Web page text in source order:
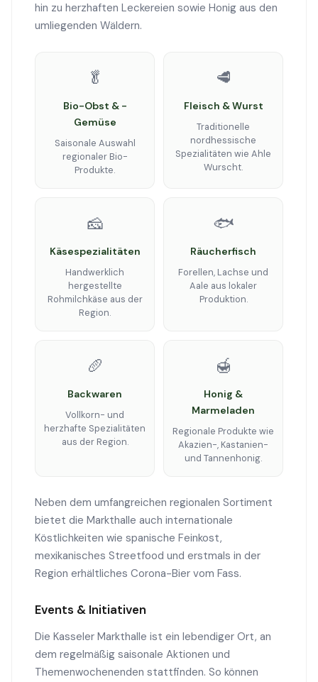
hin zu herzhaften Leckereien sowie Honig aus den
umliegenden Wäldern.
🥬
Bio-Obst & -
Gemüse
Saisonale Auswahl
regionaler Bio-
Produkte.
🥩
Fleisch & Wurst
Traditionelle
nordhessische
Spezialitäten wie Ahle
Wurscht.
🧀
Käsespezialitäten
Handwerklich
hergestellte
Rohmilchkäse aus der
Region.
🐟
Räucherfisch
Forellen, Lachse und
Aale aus lokaler
Produktion.
🥖
Backwaren
Vollkorn- und
herzhafte Spezialitäten
aus der Region.
🍯
Honig &
Marmeladen
Regionale Produkte wie
Akazien-, Kastanien-
und Tannenhonig.
Neben dem umfangreichen regionalen Sortiment
bietet die Markthalle auch internationale
Köstlichkeiten wie spanische Feinkost,
mexikanisches Streetfood und erstmals in der
Region erhältliches Corona-Bier vom Fass.
Events & Initiativen
Die Kasseler Markthalle ist ein lebendiger Ort, an
dem regelmäßig saisonale Aktionen und
Themenwochenenden stattfinden. So können